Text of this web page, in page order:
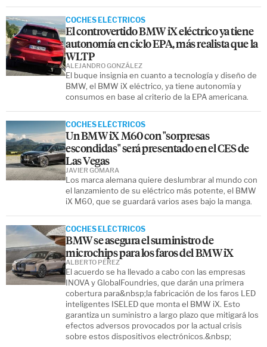
COCHES ELÉCTRICOS
El controvertido BMW iX eléctrico ya tiene
autonomía en ciclo EPA, más realista que la
WLTP
El buque insignia en cuanto a tecnología y diseño de
BMW, el BMW iX eléctrico, ya tiene autonomía y
consumos en base al criterio de la EPA americana.
ALEJANDRO GONZÁLEZ
COCHES ELÉCTRICOS
Un BMW iX M60 con "sorpresas
escondidas" será presentado en el CES de
Las Vegas
Los marca alemana quiere deslumbrar al mundo con
el lanzamiento de su eléctrico más potente, el BMW
iX M60, que se guardará varios ases bajo la manga.
JAVIER GÓMARA
COCHES ELÉCTRICOS
BMW se asegura el suministro de
microchips para los faros del BMW iX
El acuerdo se ha llevado a cabo con las empresas
INOVA y GlobalFoundries, que darán una primera
cobertura para&nbsp;la fabricación de los faros LED
inteligentes ISELED que monta el BMW iX. Esto
garantiza un suministro a largo plazo que mitigará los
efectos adversos provocados por la actual crisis
sobre estos dispositivos electrónicos.&nbsp;
ALBERTO PÉREZ